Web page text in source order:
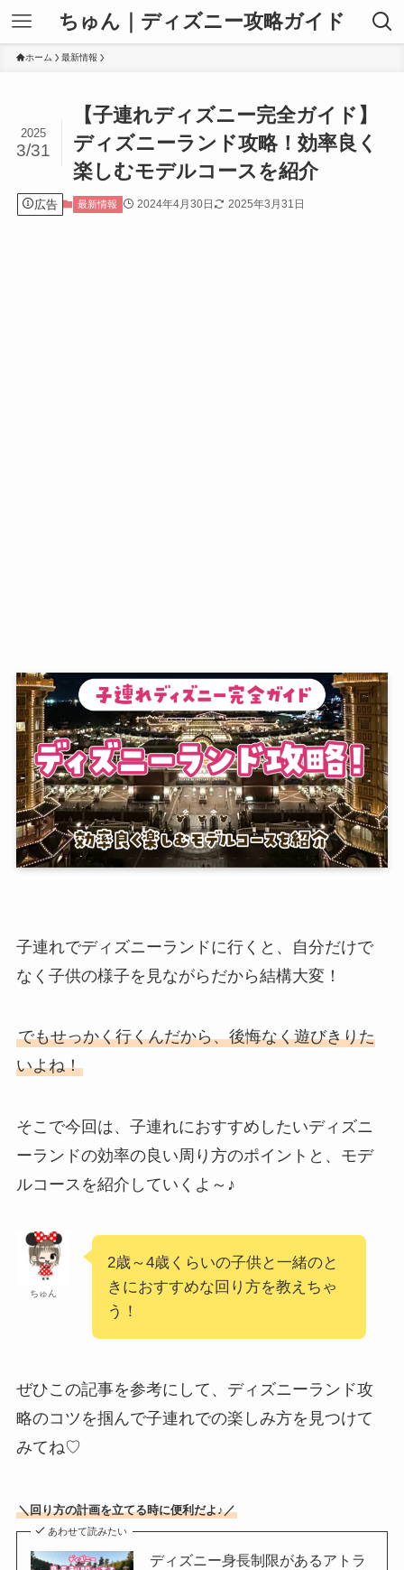
ちゅん｜ディズニー攻略ガイド
ホーム 最新情報
【子連れディズニー完全ガイド】
ディズニーランド攻略！効率良く
楽しむモデルコースを紹介
2025
3/31
広告 最新情報 2024年4月30日 2025年3月31日
子連れでディズニーランドに行くと、自分だけで
なく子供の様子を見ながらだから結構大変！
でもせっかく行くんだから、後悔なく遊びきりた
いよね！
そこで今回は、子連れにおすすめしたいディズニ
ーランドの効率の良い周り方のポイントと、モデ
ルコースを紹介していくよ～♪
ちゅん
2歳～4歳くらいの子供と一緒のと
きにおすすめな回り方を教えちゃ
う！
ぜひこの記事を参考にして、ディズニーランド攻
略のコツを掴んで子連れでの楽しみ方を見つけて
みてね♡
＼回り方の計画を立てる時に便利だよ♪／
あわせて読みたい
ディズニー身長制限があるアトラ